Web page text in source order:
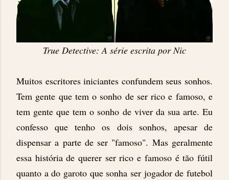
True Detective: A série escrita por Nic
Muitos escritores iniciantes confundem seus sonhos.
Tem gente que tem o sonho de ser rico e famoso, e
tem gente que tem o sonho de viver da sua arte. Eu
confesso que tenho os dois sonhos, apesar de
dispensar a parte de ser "famoso". Mas geralmente
essa história de querer ser rico e famoso é tão fútil
quanto a do garoto que sonha ser jogador de futebol